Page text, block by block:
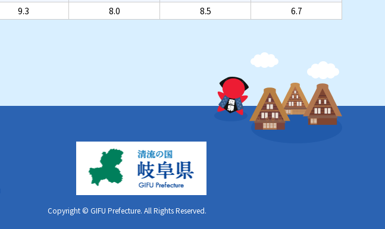
9.3 8.0 8.5 6.7
Copyright © GIFU Prefecture. All Rights Reserved.